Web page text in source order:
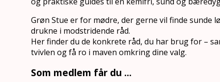
Grøn Stue er for mødre, der gerne vil finde sunde
drukne i modstridende råd.
Her finder du de konkrete råd, du har brug for –
tvivlen og få ro i maven omkring dine valg.
Som medlem får du …